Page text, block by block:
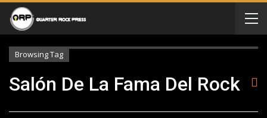
Browsing Tag
Salón De La Fama Del Rock